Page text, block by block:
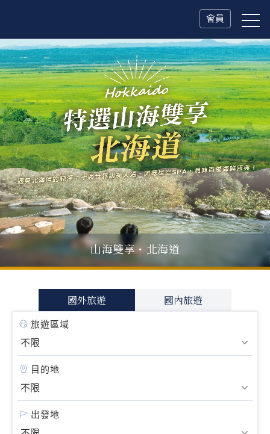
會員
父親節．限時特別企劃
一人旅行Solo Travel山海雙享・北海道
國外旅遊 國內旅遊
旅遊區域
目的地
出發地